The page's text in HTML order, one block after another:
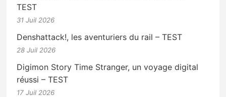
TEST
31 Juil 2026
Denshattack!, les aventuriers du rail – TEST
28 Juil 2026
Digimon Story Time Stranger, un voyage digital
réussi – TEST
17 Juil 2026